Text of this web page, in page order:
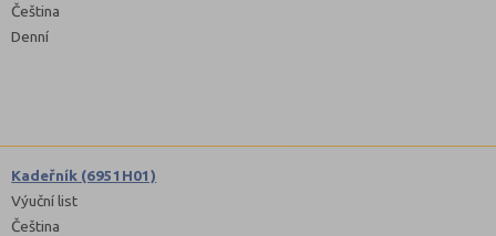
Čeština
Denní
Kadeřník (6951H01)
Výuční list
Čeština